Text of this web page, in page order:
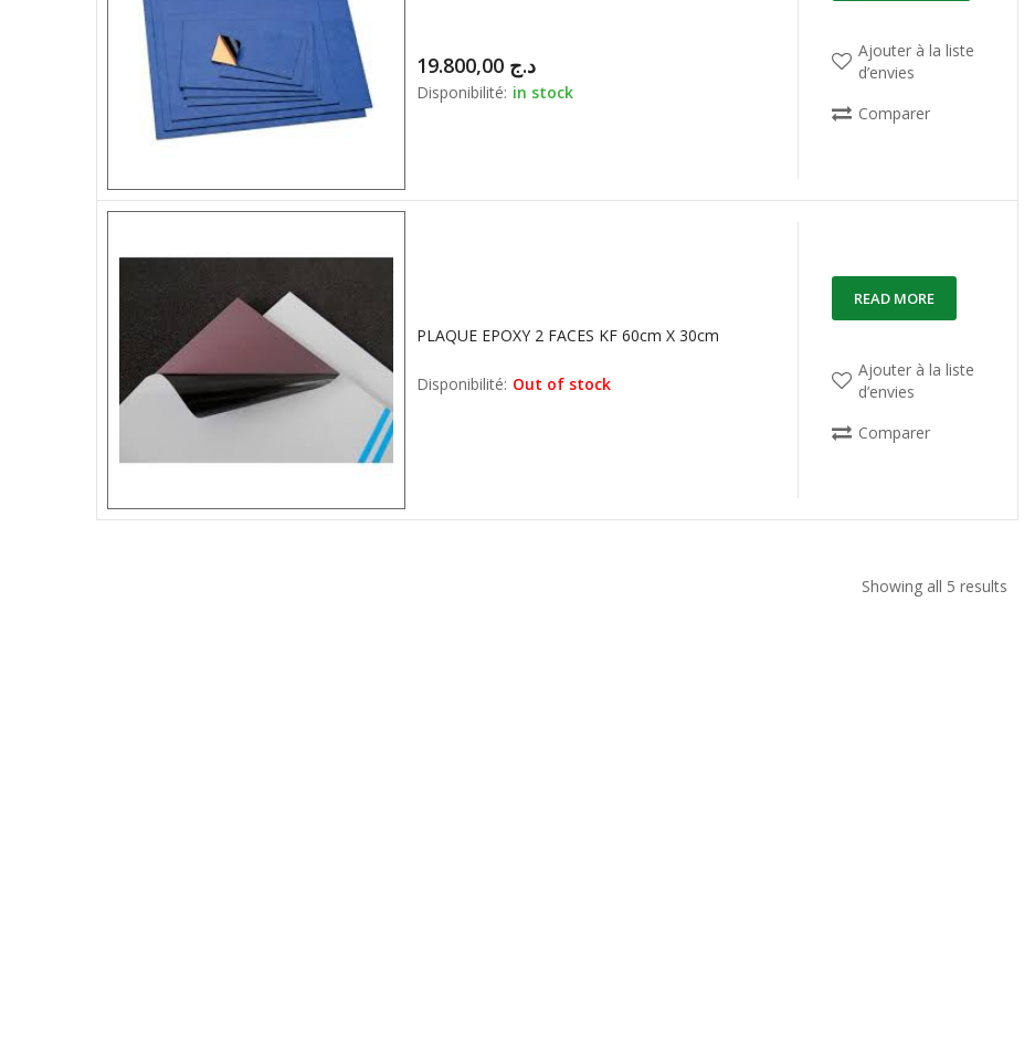
د.ج
Disponibilité: in stock
Ajouter à la liste
d’envies
Comparer
PLAQUE EPOXY 2 FACES KF 60cm X 30cm
Disponibilité: Out of stock
READ MORE
Ajouter à la liste
d’envies
Comparer
Showing all 5 results